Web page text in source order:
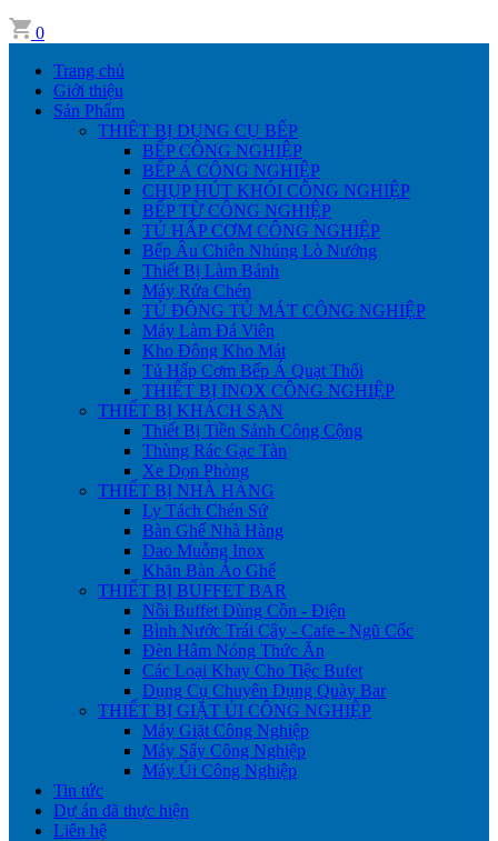
0
Trang chủ
Giới thiệu
Sản Phẩm
THIÊT BỊ DỤNG CỤ BẾP
BẾP CÔNG NGHIỆP
BẾP Á CÔNG NGHIỆP
CHỤP HÚT KHÓI CÔNG NGHIỆP
BẾP TỪ CÔNG NGHIỆP
TỦ HẤP CƠM CÔNG NGHIỆP
Bếp Âu Chiên Nhúng Lò Nướng
Thiết Bị Làm Bánh
Máy Rửa Chén
TỦ ĐÔNG TỦ MÁT CÔNG NGHIỆP
Máy Làm Đá Viên
Kho Đông Kho Mát
Tủ Hấp Cơm Bếp Á Quạt Thổi
THIẾT BỊ INOX CÔNG NGHIỆP
THIẾT BỊ KHÁCH SẠN
Thiết Bị Tiền Sảnh Công Cộng
Thùng Rác Gạc Tàn
Xe Dọn Phòng
THIẾT BỊ NHÀ HÀNG
Ly Tách Chén Sứ
Bàn Ghế Nhà Hàng
Dao Muỗng Inox
Khăn Bàn Áo Ghế
THIẾT BỊ BUFFET BAR
Nồi Buffet Dùng Cồn - Điện
Bình Nước Trái Cây - Cafe - Ngũ Cốc
Đèn Hâm Nóng Thức Ăn
Các Loại Khay Cho Tiệc Bufet
Dụng Cụ Chuyên Dụng Quày Bar
THIẾT BỊ GIẶT ỦI CÔNG NGHIỆP
Máy Giặt Công Nghiệp
Máy Sấy Công Nghiệp
Máy Ủi Công Nghiệp
Tin tức
Dự án đã thực hiện
Liên hệ